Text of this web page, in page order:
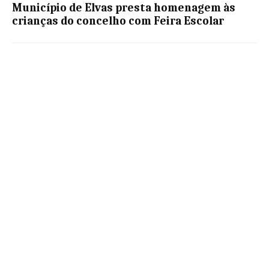
Município de Elvas presta homenagem às
crianças do concelho com Feira Escolar